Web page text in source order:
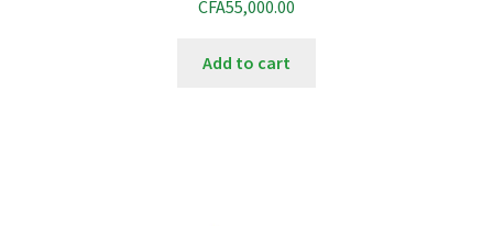
CFA55,000.00
Add to cart